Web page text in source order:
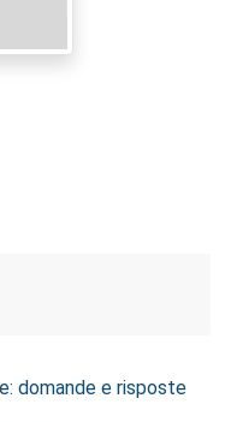
domande e risposte